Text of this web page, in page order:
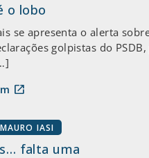
o lobo
se apresenta o alerta
golpistas do
open_in_new
MAURO IASI
falta uma